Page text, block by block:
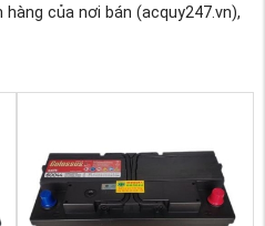
của nơi bán (acquy247.vn),